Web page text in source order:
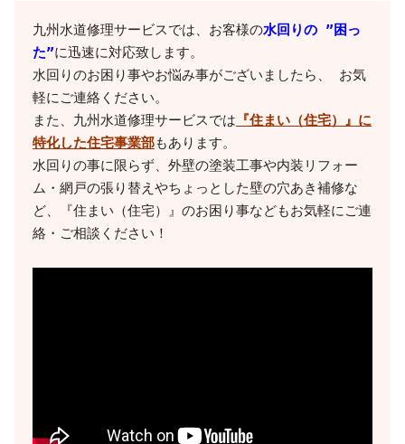
九州水道修理サービスでは、お客様の水回りの ”困っ
た”に迅速に対応致します。
水回りのお困り事やお悩み事がございましたら、 お気
軽にご連絡ください。
また、九州水道修理サービスでは 『住まい（住宅）』に
特化した住宅事業部もあります。
水回りの事に限らず、外壁の塗装工事や内装リフォー
ム・網戸の張り替えやちょっとした壁の穴あき補修な
ど、『住まい（住宅）』のお困り事などもお気軽にご連
絡・ご相談ください！